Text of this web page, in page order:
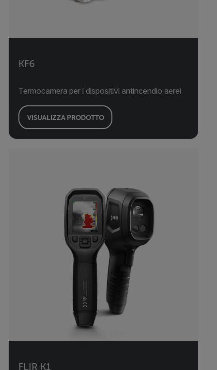
KF6
Termocamera per i dispositivi antincendio aerei
VISUALIZZA PRODOTTO
FLIR K1